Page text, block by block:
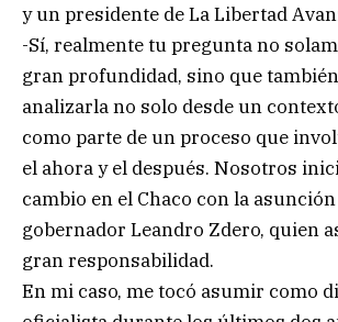
y un presidente de La Libertad
-Sí, realmente tu pregunta no
gran profundidad, sino que
analizarla no solo desde un
como parte de un proceso que
el ahora y el después. Nosotros
cambio en el Chaco con la
gobernador Leandro Zdero, quien
gran responsabilidad.
En mi caso, me tocó asumir como